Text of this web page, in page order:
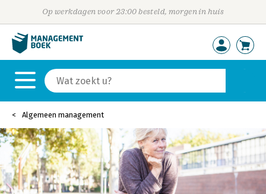
Op werkdagen voor 23:00 besteld, morgen in huis
Algemeen management